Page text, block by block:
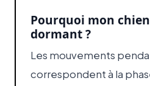
Pourquoi mon
dormant ?
Les mouvements
correspondent à la